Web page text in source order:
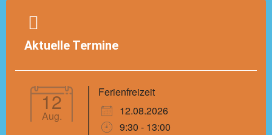
Aktuelle Termine
12
Aug.
Ferienfreizeit
12.08.2026
9:30 - 13:00